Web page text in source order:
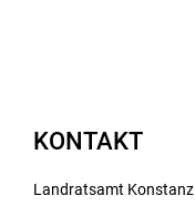
KONTAKT
Landratsamt Konstanz